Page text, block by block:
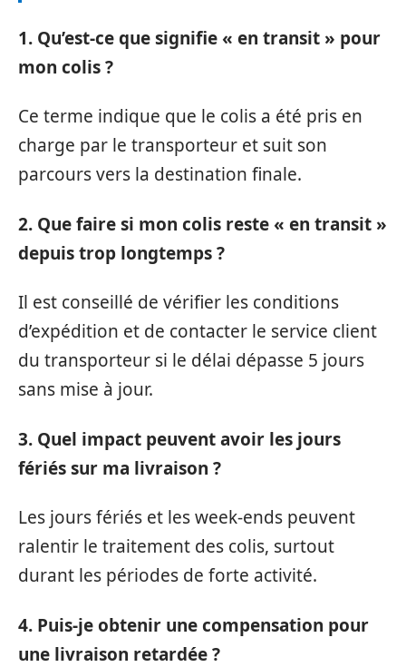
1. Qu’est-ce que signifie « en transit » pour
mon colis ?
Ce terme indique que le colis a été pris en
charge par le transporteur et suit son
parcours vers la destination finale.
2. Que faire si mon colis reste « en transit »
depuis trop longtemps ?
Il est conseillé de vérifier les conditions
d’expédition et de contacter le service client
du transporteur si le délai dépasse 5 jours
sans mise à jour.
3. Quel impact peuvent avoir les jours
fériés sur ma livraison ?
Les jours fériés et les week-ends peuvent
ralentir le traitement des colis, surtout
durant les périodes de forte activité.
4. Puis-je obtenir une compensation pour
une livraison retardée ?